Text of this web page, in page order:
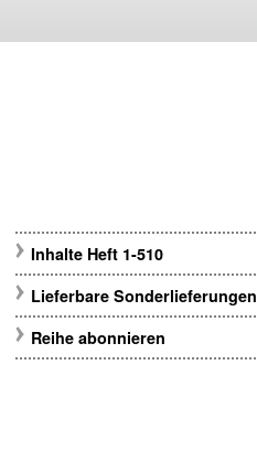
Inhalte Heft 1-510
Lieferbare Sonderlieferungen
Reihe abonnieren